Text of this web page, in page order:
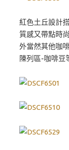
紅色土丘設計
質感又帶點時
外當然其他咖
陳列區-咖啡豆